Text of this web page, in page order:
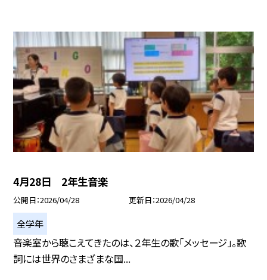
4月28日 2年生音楽
公開日 2026/04/28 更新日 2026/04/28
全学年
音楽室から聴こえてきたのは、２年生の歌「メッセージ」。歌
詞には世界のさまざまな国...